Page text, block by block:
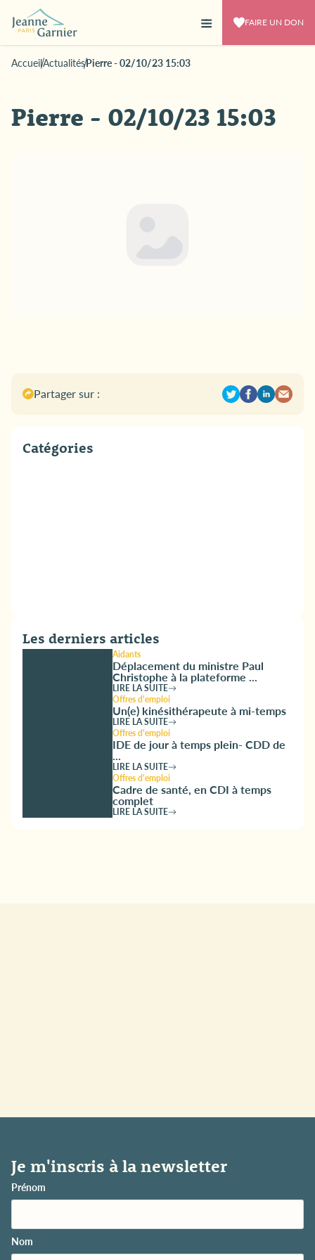
FAIRE UN DON
AccueilActualitésPierre - 02/10/23 15:03
Pierre - 02/10/23 15:03
Partager sur :
Catégories
Les derniers articles
Aidants
Déplacement du ministre Paul
Christophe à la plateforme ...
LIRE LA SUITE
Offres d'emploi
Un(e) kinésithérapeute à mi-temps
LIRE LA SUITE
Offres d'emploi
IDE de jour à temps plein- CDD de
...
LIRE LA SUITE
Offres d'emploi
Cadre de santé, en CDI à temps
complet
LIRE LA SUITE
Je m'inscris à la newsletter
Prénom
Nom